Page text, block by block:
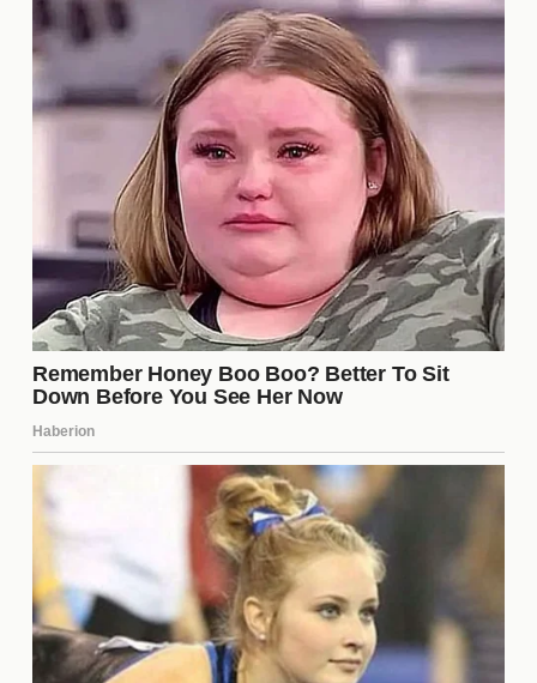
El proceso de selección paraLa Casa de los
Famosos 6
es riguroso y está diseñado para
garantizar una mezcla de personalidades. Los
productores buscan individuos que no solo sean
carismáticos, sino que también tengan historias que
resuenen con el público. Los criterios incluyen:
Popularidad previa en redes sociales.
Capacidad de generar drama y entretenimiento.
Interacción potencial con otros concursantes.
Esta cuidadosa selección asegura que el programa
mantenga su atractivo y dinamismo a lo largo de la
La influencia de los seguidores
en la narrativa
Los seguidores juegan un papel crucial en la
narrativa de
La Casa de los Famosos 6
opiniones y reacciones en tiempo real pueden
cambiar la dirección de la historia, influyendo en